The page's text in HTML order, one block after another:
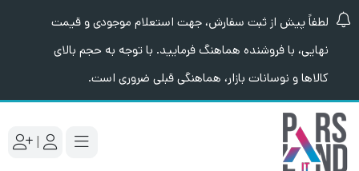
لطفاً پیش از ثبت سفارش، جهت استعلام موجودی و قیمت
نهایی، با فروشنده هماهنگ فرمایید. با توجه به حجم بالای
کالاها و نوسانات بازار، هماهنگی قبلی ضروری است.
|